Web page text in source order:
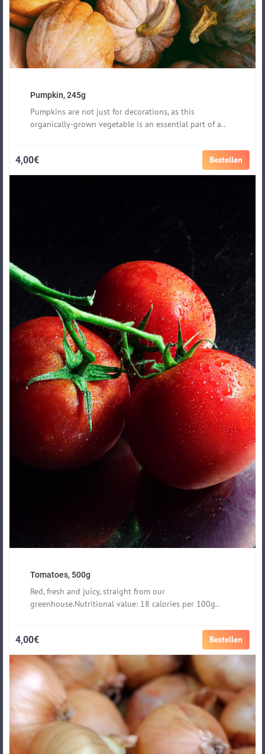
Pumpkin, 245g
Pumpkins are not just for decorations, as this
organically-grown vegetable is an essential part of a..
Bestellen
4,00€
Tomatoes, 500g
Red, fresh and juicy, straight from our
greenhouse.Nutritional value: 18 calories per 100g..
Bestellen
4,00€